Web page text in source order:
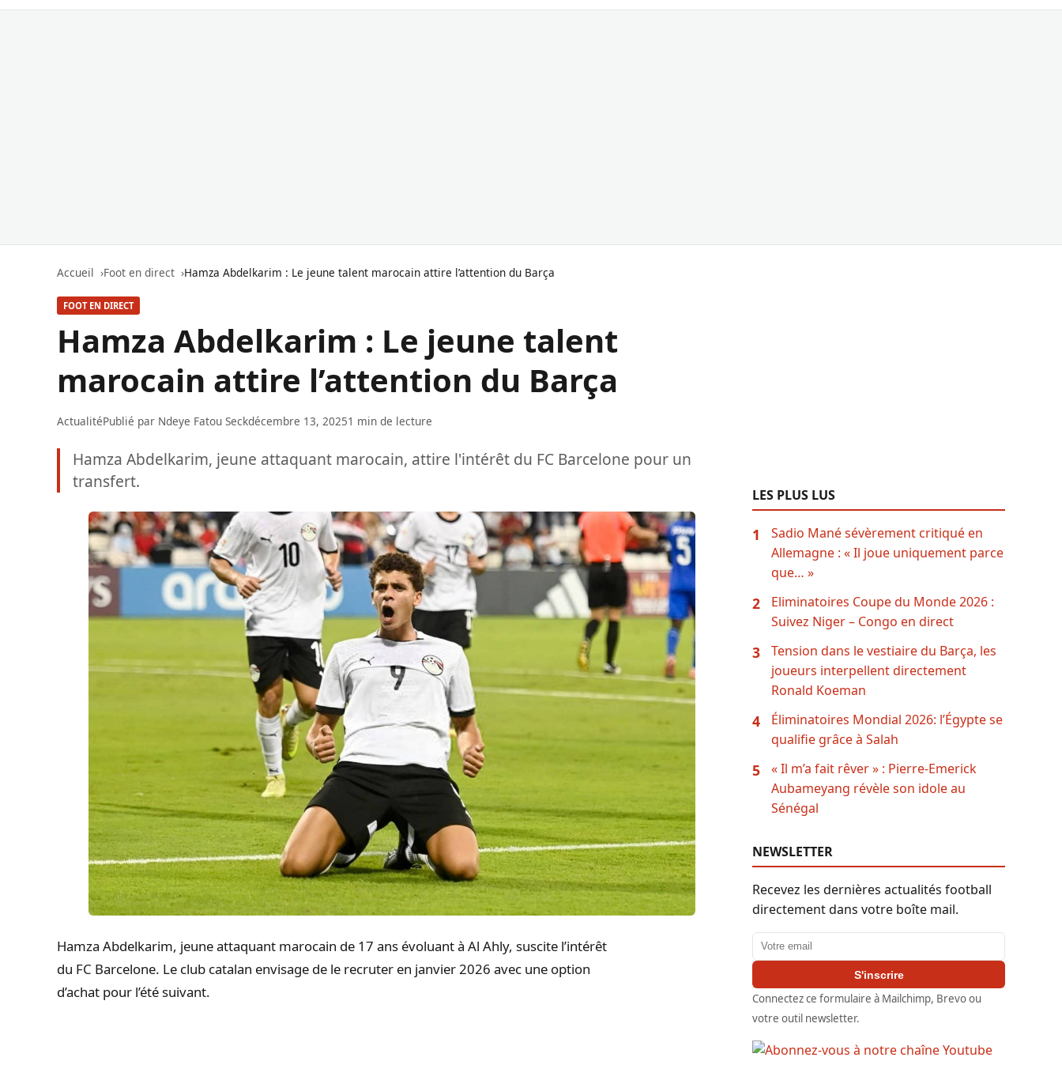
Accueil Foot en direct Hamza Abdelkarim : Le jeune talent marocain attire l’attention du Barça
FOOT EN DIRECT
Hamza Abdelkarim : Le jeune talent
marocain attire l’attention du Barça
ActualitéPublié par Ndeye Fatou Seckdécembre 13, 20251 min de lecture
Hamza Abdelkarim, jeune attaquant marocain, attire l'intérêt du FC Barcelone pour un
transfert.
Hamza Abdelkarim, jeune attaquant marocain de 17 ans évoluant à Al Ahly, suscite l’intérêt
du FC Barcelone. Le club catalan envisage de le recruter en janvier 2026 avec une option
d’achat pour l’été suivant.
LES PLUS LUS
1
Sadio Mané sévèrement critiqué en
Allemagne : « Il joue uniquement parce
que… »
2
Eliminatoires Coupe du Monde 2026 :
Suivez Niger – Congo en direct
3
Tension dans le vestiaire du Barça, les
joueurs interpellent directement
Ronald Koeman
4
Éliminatoires Mondial 2026: l’Égypte se
qualifie grâce à Salah
5
« Il m’a fait rêver » : Pierre-Emerick
Aubameyang révèle son idole au
Sénégal
NEWSLETTER
Recevez les dernières actualités football
directement dans votre boîte mail.
Adresse email
S'inscrire
Connectez ce formulaire à Mailchimp, Brevo ou
votre outil newsletter.